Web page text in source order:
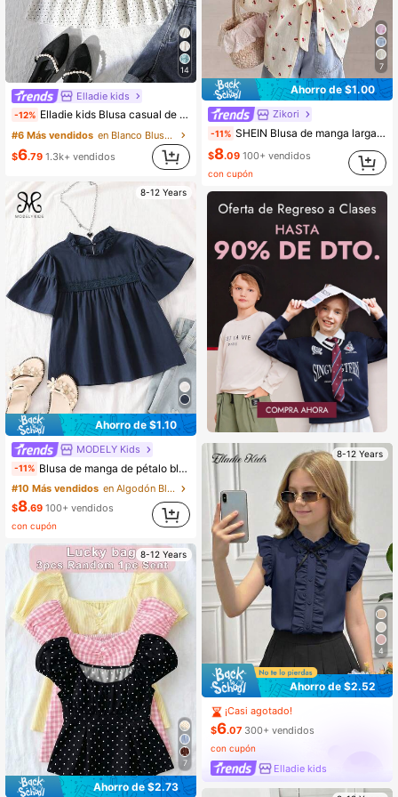
14
Elladie kids
-12% Elladie kids Blusa casual de lunares blancos para niñas, diseño suave y de moda, versátil para vacaciones de verano, viajes, escuela y uso diario
#6 Más vendidos
en Blanco Blusas para niñas preadolescentes
$6.79 1.3k+ vendidos
8-12 Years
Ahorro de $1.10
MODELY Kids
-11% Blusa de manga de pétalo blanca, azul y azul marino de estilo casual para vacaciones para niñas, blusas de verano, diseño suave y de moda, versátil, adecuado para vacaciones, viajes, campus y uso diario
#10 Más vendidos
en Algodón Blusas para niñas preadolescentes
$8.69 100+ vendidos
con cupón
8-12 Years
7
Ahorro de $2.73
7
Ahorro de $1.00
Zikori
-11% SHEIN Blusa de manga larga con abertura y lazo en la espalda con estampado de cerezas rosa, holgada y casual, versátil y de moda, para niña preadolescente. Tops rosas de verano, regalo ideal para el Día de la Madre y graduación.
$8.09 100+ vendidos
con cupón
8-12 Years
4
Ahorro de $2.52
¡Casi agotado!
$6.07 300+ vendidos
con cupón
Elladie kids